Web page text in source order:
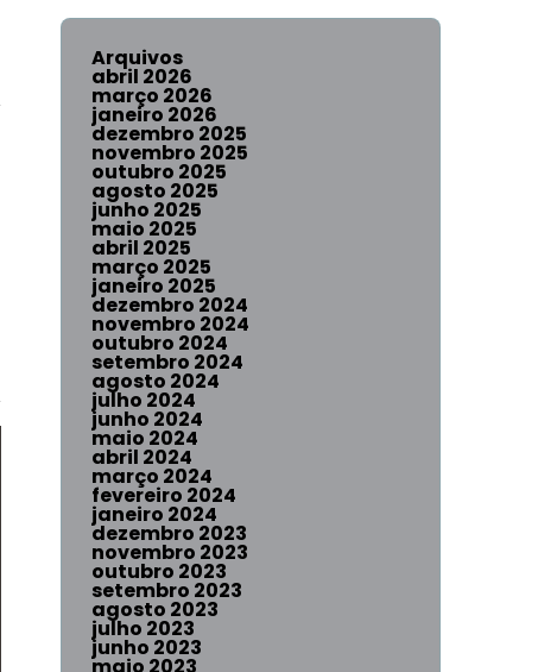
Arquivos
abril 2026
março 2026
janeiro 2026
dezembro 2025
novembro 2025
outubro 2025
agosto 2025
junho 2025
maio 2025
abril 2025
março 2025
janeiro 2025
dezembro 2024
novembro 2024
outubro 2024
setembro 2024
agosto 2024
julho 2024
junho 2024
maio 2024
abril 2024
março 2024
fevereiro 2024
janeiro 2024
dezembro 2023
novembro 2023
outubro 2023
setembro 2023
agosto 2023
julho 2023
junho 2023